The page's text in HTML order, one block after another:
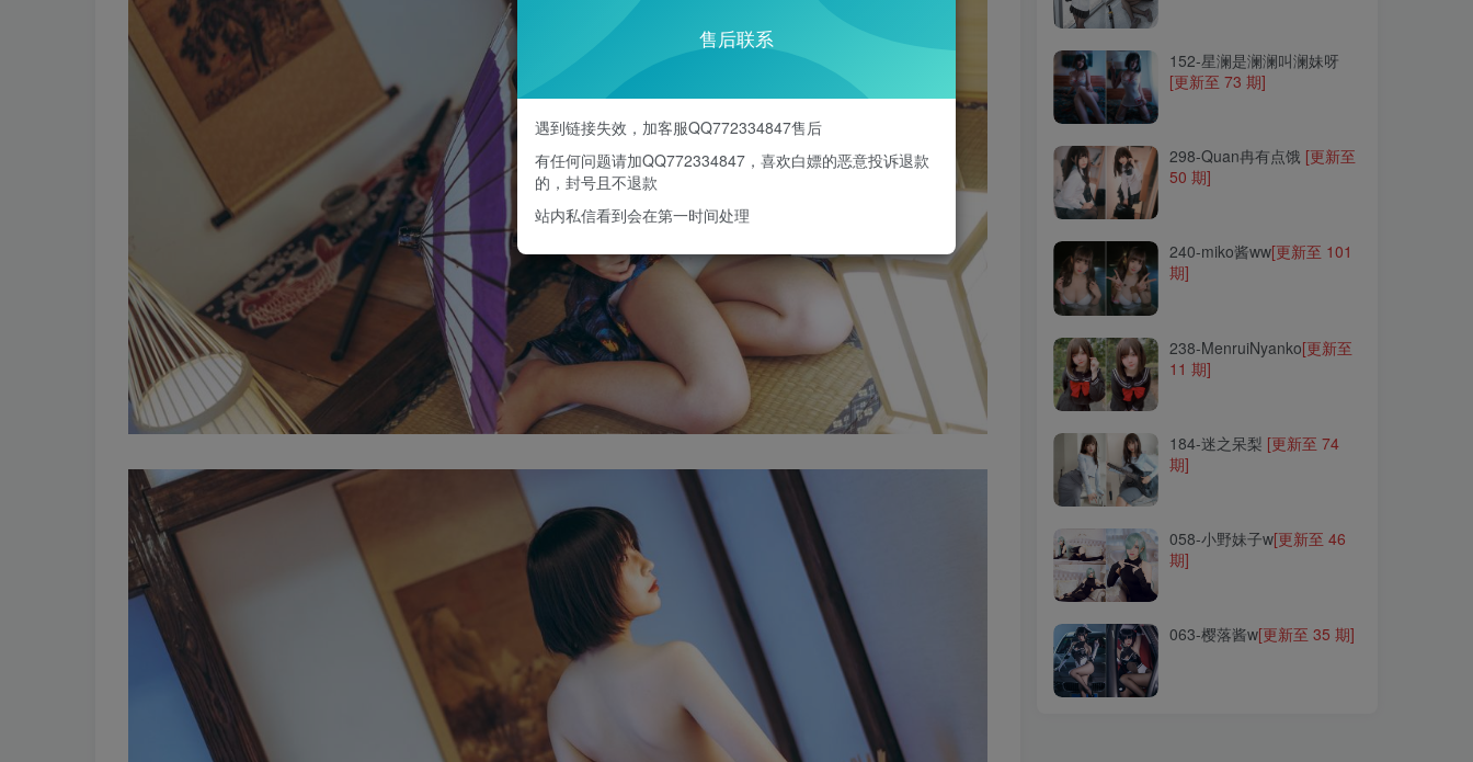
298-Quan冉有点饿
240-miko酱ww
184-迷之呆梨
058-小野妹子w
063-樱落酱w
152-星澜是澜澜叫澜妹呀
[更新至 73 期]
298-Quan冉有点饿 [更新至
50 期]
240-miko酱ww[更新至 101
期]
238-MenruiNyanko[更新至
11 期]
184-迷之呆梨 [更新至 74
期]
058-小野妹子w[更新至 46
期]
063-樱落酱w[更新至 35 期]
售后联系
遇到链接失效，加客服QQ772334847售后
有任何问题请加QQ772334847，喜欢白嫖的恶意投诉退款
的，封号且不退款
站内私信看到会在第一时间处理